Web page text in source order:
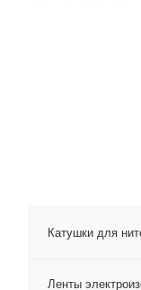
Катушки для
Ленты